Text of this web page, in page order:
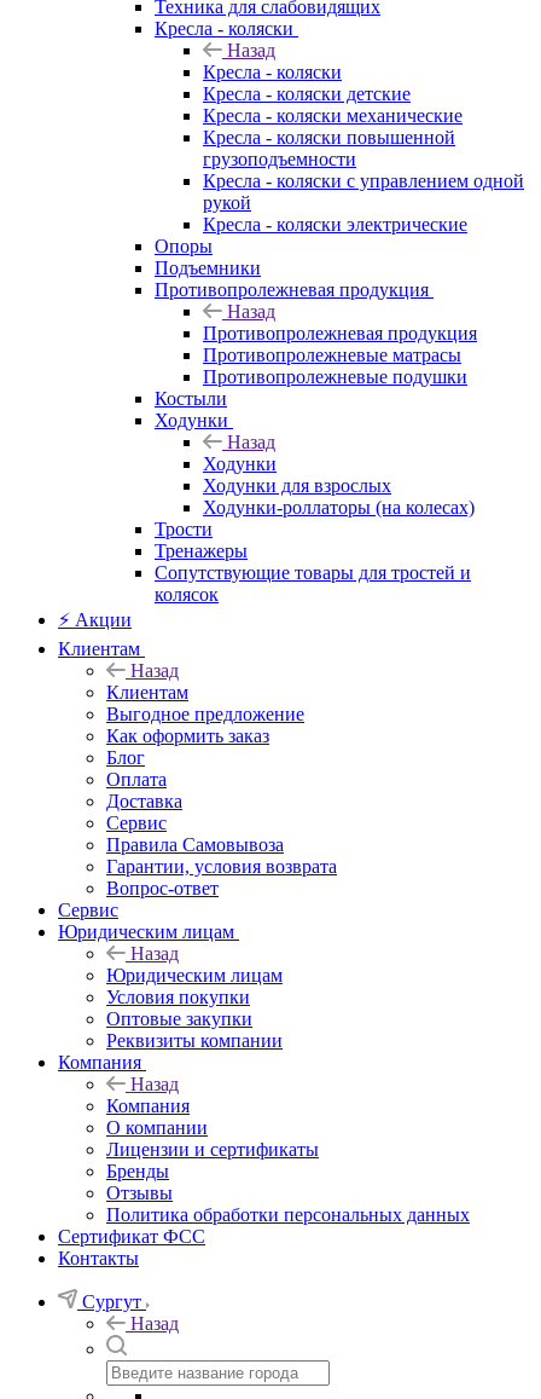
Техника для слабовидящих
Кресла - коляски
Назад
Кресла - коляски
Кресла - коляски детские
Кресла - коляски механические
Кресла - коляски повышенной
грузоподъемности
Кресла - коляски с управлением одной
рукой
Кресла - коляски электрические
Опоры
Подъемники
Противопролежневая продукция
Назад
Противопролежневая продукция
Противопролежневые матрасы
Противопролежневые подушки
Костыли
Ходунки
Назад
Ходунки
Ходунки для взрослых
Ходунки-роллаторы (на колесах)
Трости
Тренажеры
Сопутствующие товары для тростей и
колясок
⚡ Акции
Клиентам
Назад
Клиентам
Выгодное предложение
Как оформить заказ
Блог
Оплата
Доставка
Сервис
Правила Самовывоза
Гарантии, условия возврата
Вопрос-ответ
Сервис
Юридическим лицам
Назад
Юридическим лицам
Условия покупки
Оптовые закупки
Реквизиты компании
Компания
Назад
Компания
О компании
Лицензии и сертификаты
Бренды
Отзывы
Политика обработки персональных данных
Сертификат ФСС
Контакты
Сургут
Назад